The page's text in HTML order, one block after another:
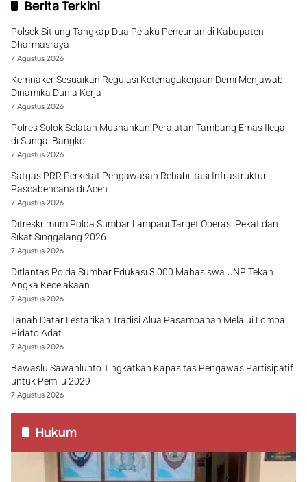
Berita Terkini
Polsek Sitiung Tangkap Dua Pelaku Pencurian di Kabupaten
Dharmasraya
7 Agustus 2026
Kemnaker Sesuaikan Regulasi Ketenagakerjaan Demi Menjawab
Dinamika Dunia Kerja
7 Agustus 2026
Polres Solok Selatan Musnahkan Peralatan Tambang Emas Ilegal
di Sungai Bangko
7 Agustus 2026
Satgas PRR Perketat Pengawasan Rehabilitasi Infrastruktur
Pascabencana di Aceh
7 Agustus 2026
Ditreskrimum Polda Sumbar Lampaui Target Operasi Pekat dan
Sikat Singgalang 2026
7 Agustus 2026
Ditlantas Polda Sumbar Edukasi 3.000 Mahasiswa UNP Tekan
Angka Kecelakaan
7 Agustus 2026
Tanah Datar Lestarikan Tradisi Alua Pasambahan Melalui Lomba
Pidato Adat
7 Agustus 2026
Bawaslu Sawahlunto Tingkatkan Kapasitas Pengawas Partisipatif
untuk Pemilu 2029
7 Agustus 2026
Hukum